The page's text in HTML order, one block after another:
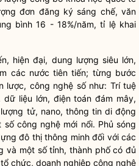
đơn đăng ký sáng chế, văn
bình 16 - 18%/năm, tỉ lệ khai
hiện đại, dung lượng siêu lớn,
các nước tiên tiến; từng bước
lược, công nghệ số như: Trí tuệ
liệu lớn, điện toán đám mây,
tử, nano, thông tin di động
công nghệ mới nổi. Phủ sóng
đô thị thông minh đối với các
và một số tỉnh, thành phố có đủ
chức, doanh nghiệp công nghệ